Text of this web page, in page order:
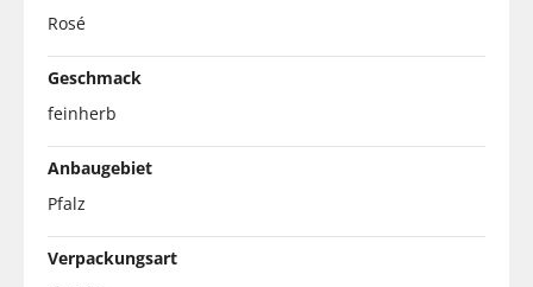
Rosé
Geschmack
feinherb
Anbaugebiet
Pfalz
Verpackungsart